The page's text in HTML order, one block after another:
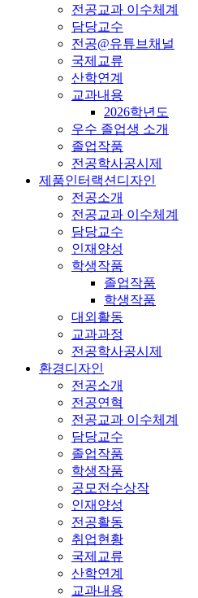
전공교과 이수체계
담당교수
전공@유튜브채널
국제교류
산학연계
교과내용
2026학년도
우수 졸업생 소개
졸업작품
전공학사공시제
제품인터랙션디자인
전공소개
전공교과 이수체계
담당교수
인재양성
학생작품
졸업작품
학생작품
대외활동
교과과정
전공학사공시제
환경디자인
전공소개
전공연혁
전공교과 이수체계
담당교수
졸업작품
학생작품
공모전수상작
인재양성
전공활동
취업현황
국제교류
산학연계
교과내용